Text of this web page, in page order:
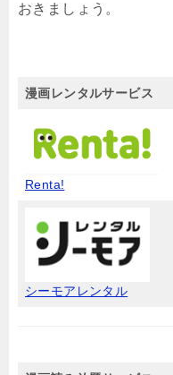
おきましょう。
漫画レンタルサービス
Renta!
シーモアレンタル